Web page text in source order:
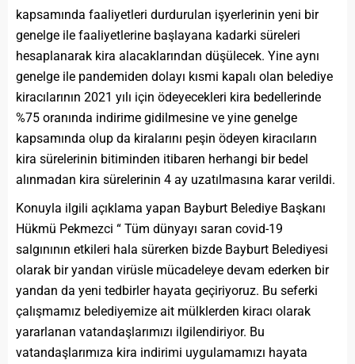
kapsamında faaliyetleri durdurulan işyerlerinin yeni bir
genelge ile faaliyetlerine başlayana kadarki süreleri
hesaplanarak kira alacaklarından düşülecek. Yine aynı
genelge ile pandemiden dolayı kısmi kapalı olan belediye
kiracılarının 2021 yılı için ödeyecekleri kira bedellerinde
%75 oranında indirime gidilmesine ve yine genelge
kapsamında olup da kiralarını peşin ödeyen kiracıların
kira sürelerinin bitiminden itibaren herhangi bir bedel
alınmadan kira sürelerinin 4 ay uzatılmasına karar verildi.
Konuyla ilgili açıklama yapan Bayburt Belediye Başkanı
Hükmü Pekmezci “ Tüm dünyayı saran covid-19
salgınının etkileri hala sürerken bizde Bayburt Belediyesi
olarak bir yandan virüsle mücadeleye devam ederken bir
yandan da yeni tedbirler hayata geçiriyoruz. Bu seferki
çalışmamız belediyemize ait mülklerden kiracı olarak
yararlanan vatandaşlarımızı ilgilendiriyor. Bu
vatandaşlarımıza kira indirimi uygulamamızı hayata